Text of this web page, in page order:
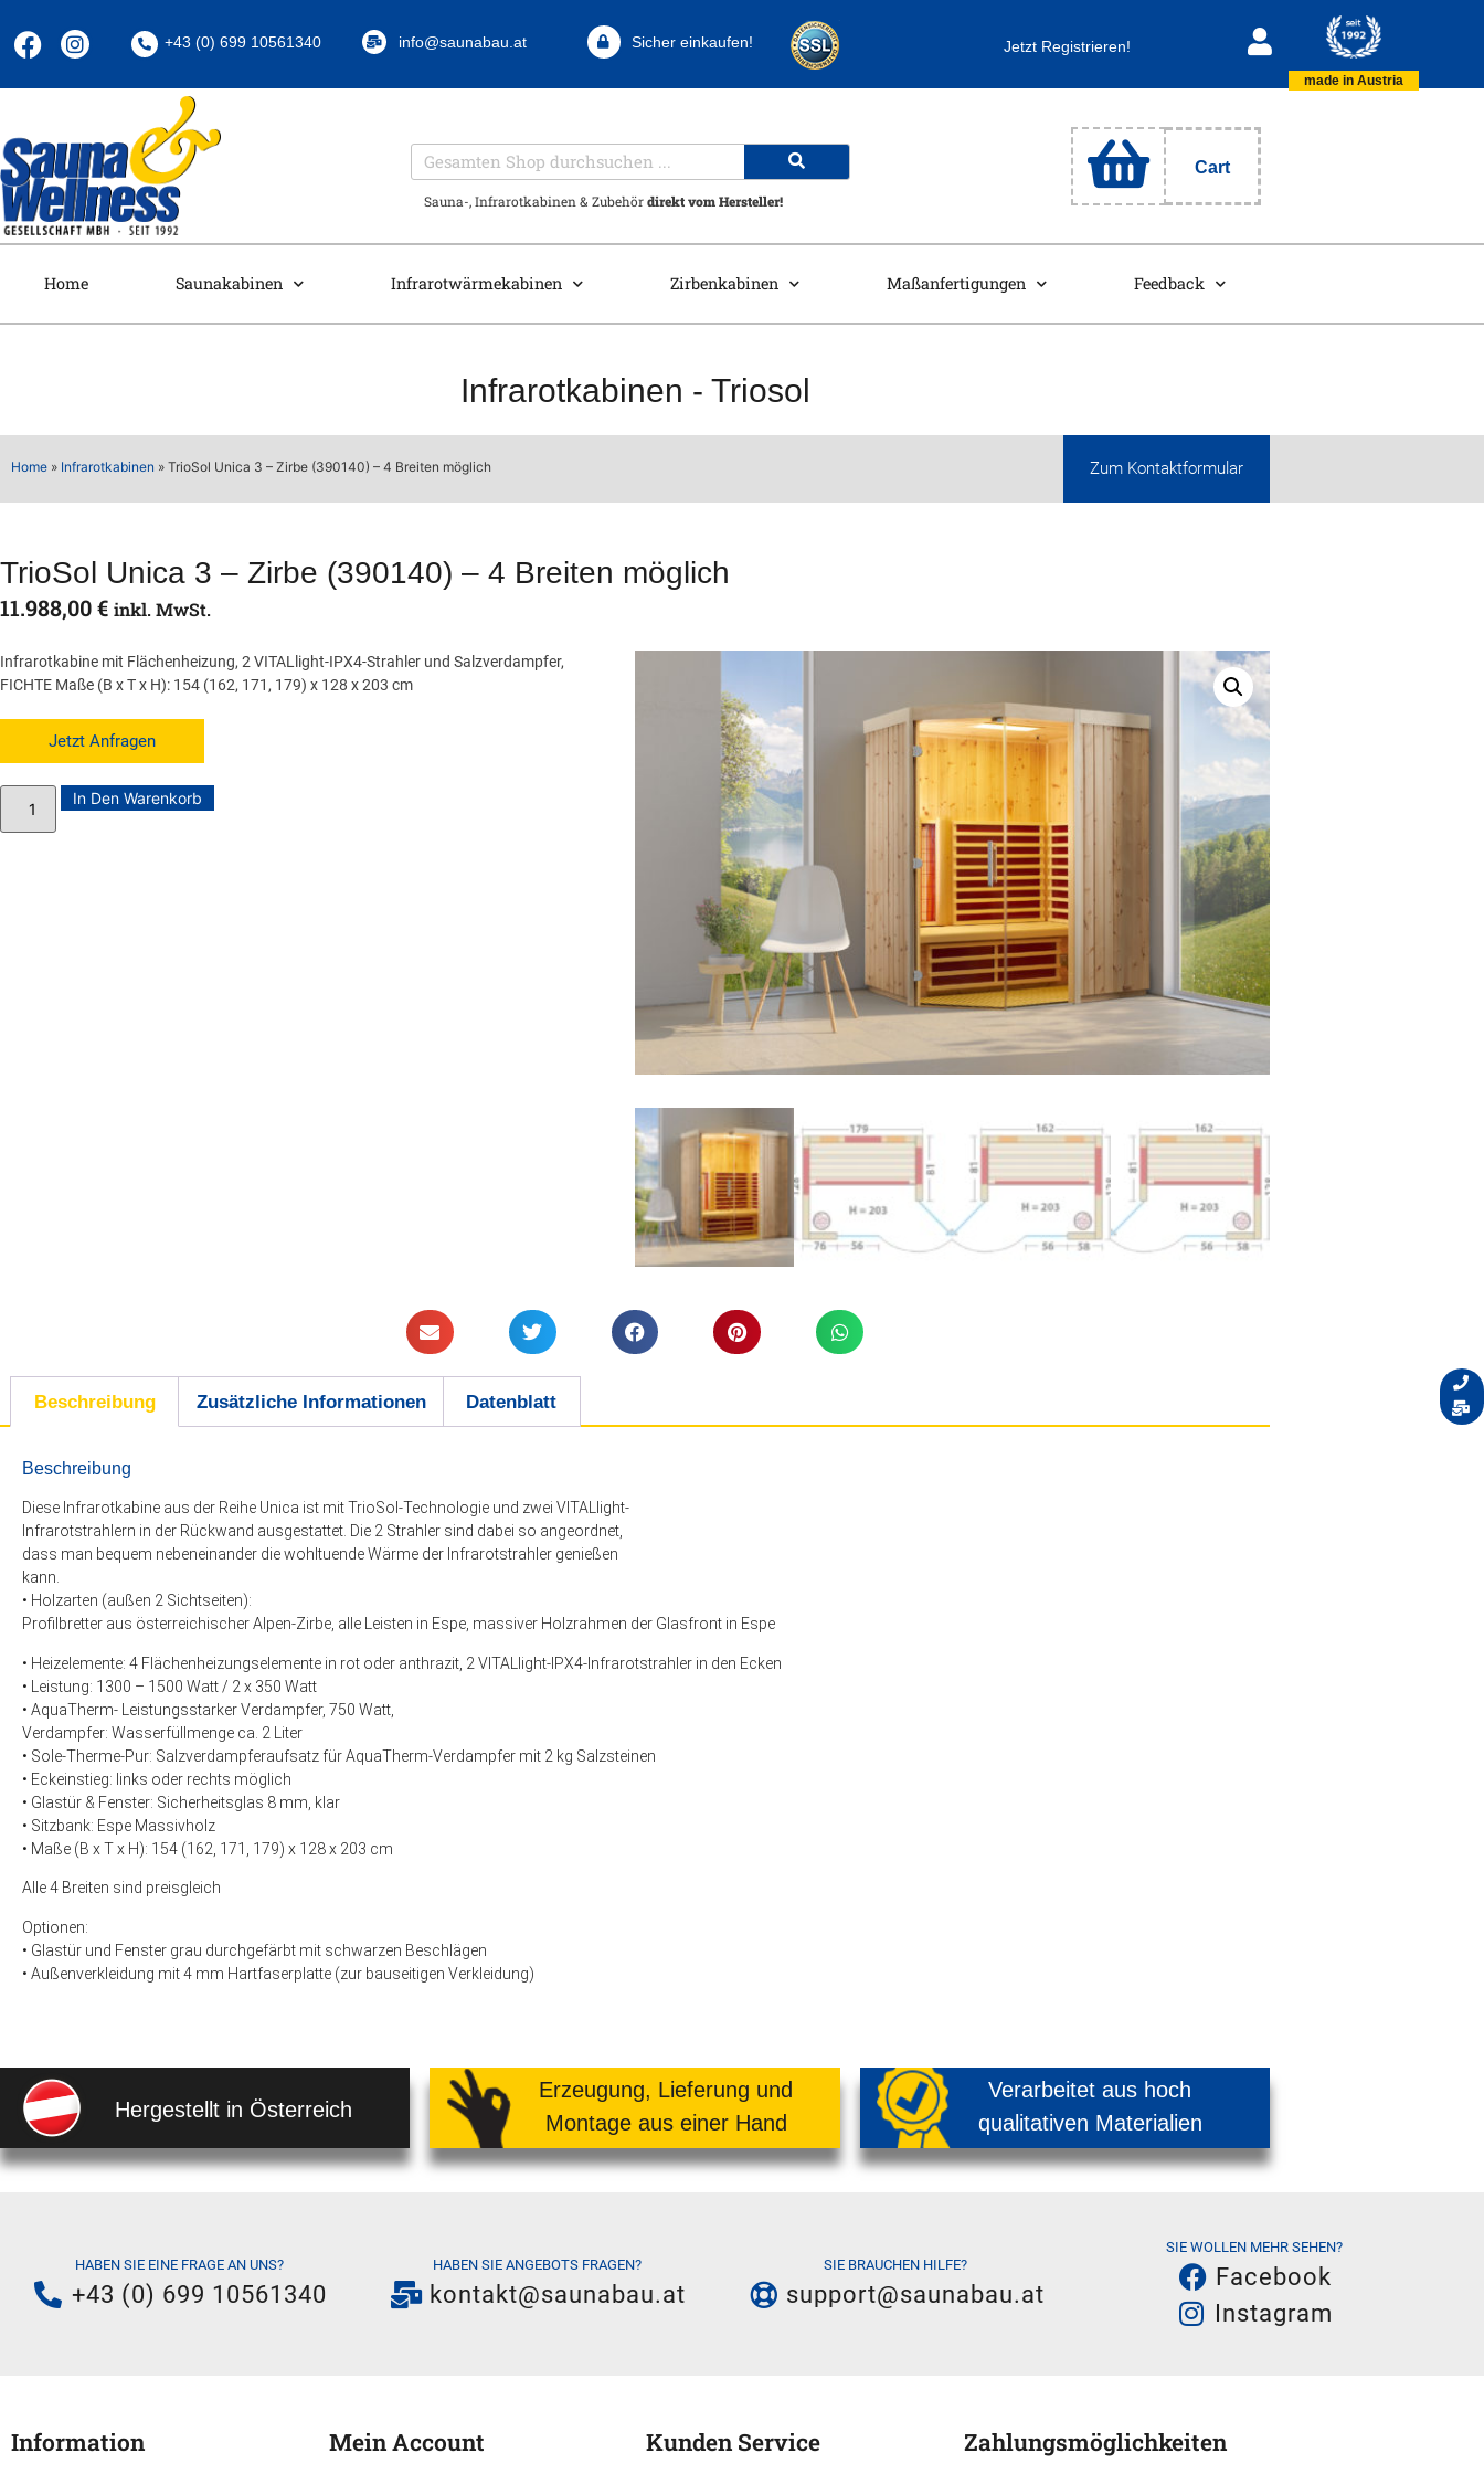
+43 (0) 699 10561340 info@saunabau.at Sicher einkaufen! Jetzt Registrieren!
made in Austria
Sauna-, Infrarotkabinen & Zubehördirekt vom Hersteller!
Cart
Home Saunakabinen Infrarotwärmekabinen Zirbenkabinen Maßanfertigungen Feedback
Infrarotkabinen - Triosol
Home » Infrarotkabinen » TrioSol Unica 3 – Zirbe (390140) – 4 Breiten möglich Zum Kontaktformular
TrioSol Unica 3 – Zirbe (390140) – 4 Breiten möglich
11.988,00€ inkl. MwSt.
Infrarotkabine mit Flächenheizung, 2 VITALlight-IPX4-Strahler und Salzverdampfer,
FICHTE Maße (B x T x H): 154 (162, 171, 179) x 128 x 203 cm
Jetzt Anfragen
In Den Warenkorb
Beschreibung Zusätzliche Informationen Datenblatt
Beschreibung
Diese Infrarotkabine aus der Reihe Unica ist mit TrioSol-Technologie und zwei VITALlight-
Infrarotstrahlern in der Rückwand ausgestattet. Die 2 Strahler sind dabei so angeordnet,
dass man bequem nebeneinander die wohltuende Wärme der Infrarotstrahler genießen
kann.
• Holzarten (außen 2 Sichtseiten):
Profilbretter aus österreichischer Alpen-Zirbe, alle Leisten in Espe, massiver Holzrahmen der Glasfront in Espe
• Heizelemente: 4 Flächenheizungselemente in rot oder anthrazit, 2 VITALlight-IPX4-Infrarotstrahler in den Ecken
• Leistung: 1300 – 1500 Watt / 2 x 350 Watt
• AquaTherm- Leistungsstarker Verdampfer, 750 Watt,
Verdampfer: Wasserfüllmenge ca. 2 Liter
• Sole-Therme-Pur: Salzverdampferaufsatz für AquaTherm-Verdampfer mit 2 kg Salzsteinen
• Eckeinstieg: links oder rechts möglich
• Glastür & Fenster: Sicherheitsglas 8 mm, klar
• Sitzbank: Espe Massivholz
• Maße (B x T x H): 154 (162, 171, 179) x 128 x 203 cm
Alle 4 Breiten sind preisgleich
Optionen:
• Glastür und Fenster grau durchgefärbt mit schwarzen Beschlägen
• Außenverkleidung mit 4 mm Hartfaserplatte (zur bauseitigen Verkleidung)
Hergestellt in Österreich
Erzeugung, Lieferung und
Montage aus einer Hand
Verarbeitet aus hoch
qualitativen Materialien
HABEN SIE EINE FRAGE AN UNS?
+43 (0) 699 10561340
HABEN SIE ANGEBOTS FRAGEN?
kontakt@saunabau.at
SIE BRAUCHEN HILFE?
support@saunabau.at
SIE WOLLEN MEHR SEHEN?
Facebook
Instagram
Information Mein Account Kunden Service Zahlungsmöglichkeiten